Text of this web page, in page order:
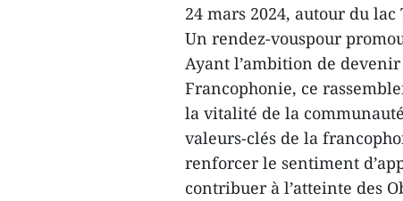
24 mars 2024, autour du
Un rendez-vouspour
Ayant l’ambition de
Francophonie, ce
la vitalité de la
valeurs-clés de la
renforcer le sentiment
contribuer à l’atteinte des